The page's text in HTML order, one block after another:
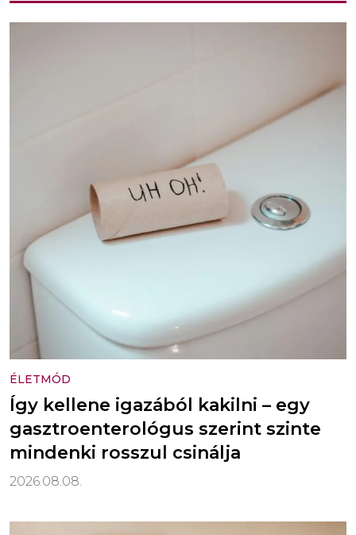
ÉLETMÓD
Így kellene igazából kakilni – egy
gasztroenterológus szerint szinte
mindenki rosszul csinálja
2026.08.08.